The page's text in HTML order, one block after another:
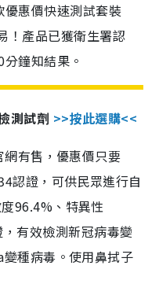
惠價快速測試套裝
！產品已獲衛生署認
鐘知結果。
測試劑 >>按此選購<<
有售，優惠價只要
認證，可供民眾進行自
96.4%、特異性
有效檢測新冠病毒變
種病毒。使用鼻拭子